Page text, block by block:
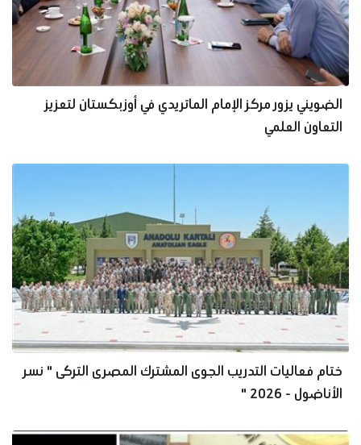
الضويني يزور مركز الإمام الماتريدي في أوزبكستان لتعزيز
التعاون العلمي
ختام فعاليات التدريب الجوى المشترك المصرى التركى " نسر
الأناضول - 2026 "